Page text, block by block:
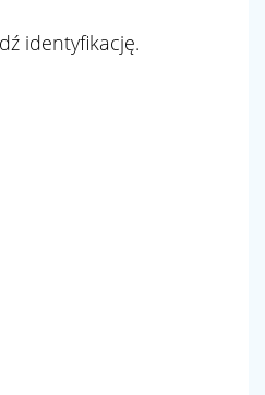
identyfikację.